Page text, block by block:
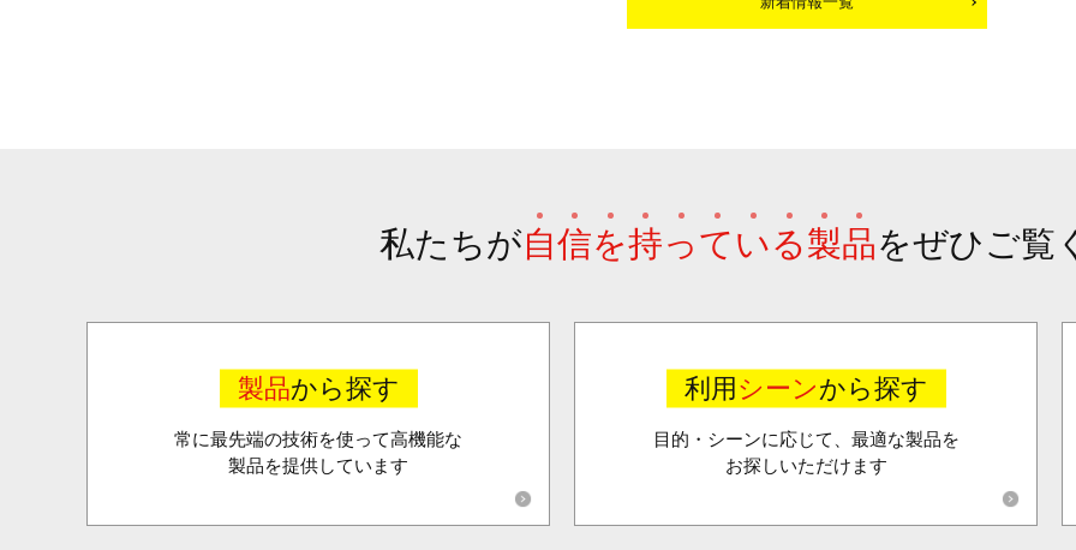
私たちが自信を持っている製品をぜひご覧
製品から探す
常に最先端の技術を使って高機能な
製品を提供しています
利用 シーンから探す
目的・シーンに応じて、最適な製品を
お探しいただけます